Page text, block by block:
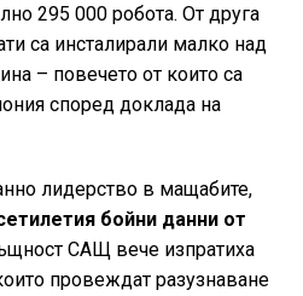
295 000 робота. От друга
са инсталирали малко над
– повечето от които са
според доклада на
лидерство в мащабите,
бойни данни от
САЩ вече изпратиха
провеждат разузнаване